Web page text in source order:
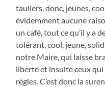
tauliers, donc, jeunes,
évidemment aucune
un café, tout ce qu’il y a
tolérant, cool, jeune,
notre Maire, qui laisse
liberté et insulte ceux
règles. C’est donc la